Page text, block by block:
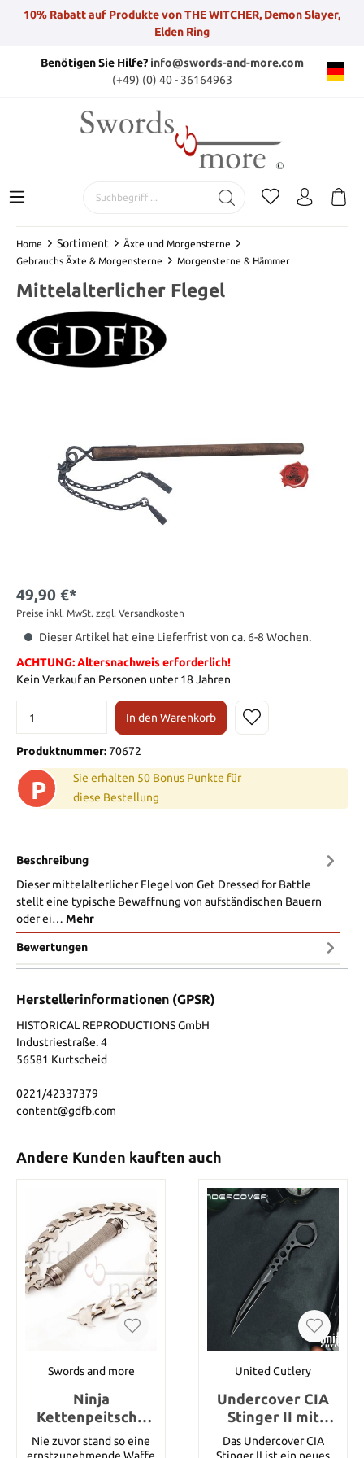
10% Rabatt auf Produkte von THE WITCHER, Demon Slayer,
Elden Ring
Benötigen Sie Hilfe?info@swords-and-more.com
(+49) (0) 40 - 36164963
Home Sortiment
Äxte und Morgensterne
Gebrauchs Äxte & Morgensterne
Morgensterne & Hämmer
Mittelalterlicher Flegel
49,90 €*
Preise inkl. MwSt. zzgl. Versandkosten
Dieser Artikel hat eine Lieferfrist von ca. 6-8 Wochen.
ACHTUNG: Altersnachweis erforderlich!
Kein Verkauf an Personen unter 18 Jahren
In den Warenkorb
Produktnummer:70672
P
Sie erhalten 50 Bonus Punkte für
diese Bestellung
Beschreibung
Dieser mittelalterlicher Flegel von Get Dressed for Battle
stellt eine typische Bewaffnung von aufständischen Bauern
oder ei… Mehr
Bewertungen
Herstellerinformationen (GPSR)
HISTORICAL REPRODUCTIONS GmbH
Industriestraße. 4
56581 Kurtscheid
0221/42337379
content@gdfb.com
Andere Kunden kauften auch
Swords and more
Ninja
Kettenpeitsche
Professional
Nie zuvor stand so eine
ernstzunehmende Waffe
United Cutlery
Undercover CIA
Stinger II mit
Scheide
Das Undercover CIA
Stinger II ist ein neues